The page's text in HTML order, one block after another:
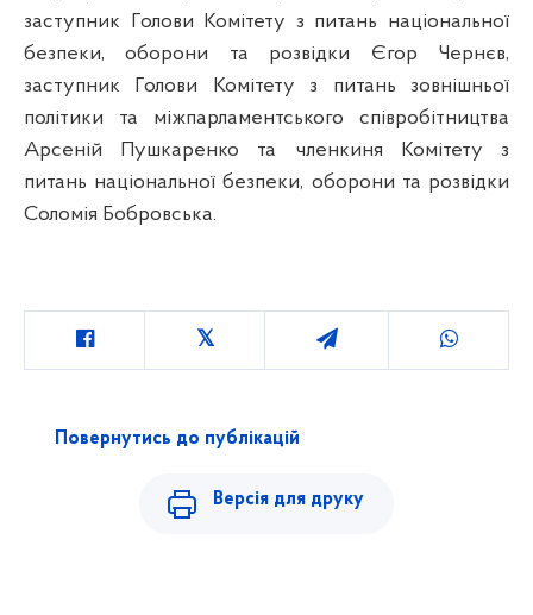
заступник Голови Комітету з питань національної
безпеки, оборони та розвідки Єгор Чернєв,
заступник Голови Комітету з питань зовнішньої
політики та міжпарламентського співробітництва
Арсеній Пушкаренко та членкиня Комітету з
питань національної безпеки, оборони та розвідки
Соломія Бобровська.
Повернутись до публікацій
Версія для друку